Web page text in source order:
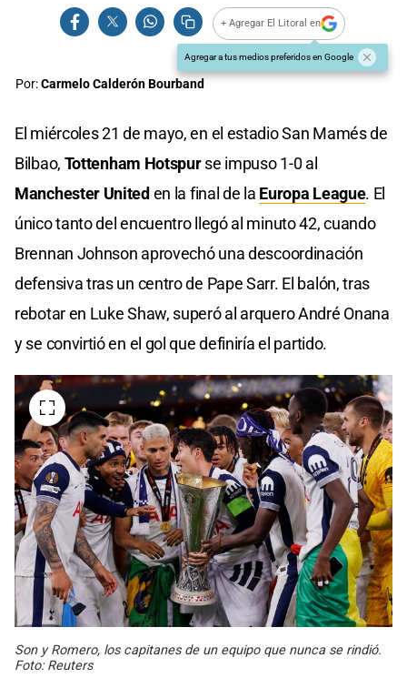
+ Agregar El Litoral en
Agregar a tus medios preferidos en Google
Por:Carmelo Calderón Bourband
El miércoles 21 de mayo, en el estadio San Mamés de
Bilbao, Tottenham Hotspurse impuso 1-0 al
Manchester Uniteden la final de la Europa League. El
único tanto del encuentro llegó al minuto 42, cuando
Brennan Johnson aprovechó una descoordinación
defensiva tras un centro de Pape Sarr. El balón, tras
rebotar en Luke Shaw, superó al arquero André Onana
y se convirtió en el gol que definiría el partido.
Son y Romero, los capitanes de un equipo que nunca se rindió.
Foto: Reuters